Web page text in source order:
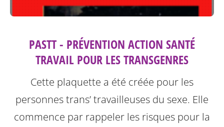
PASTT - PRÉVENTION ACTION SANTÉ
TRAVAIL POUR LES TRANSGENRES
Cette plaquette a été créée pour les
personnes trans’ travailleuses du sexe. Elle
commence par rappeler les risques pour la